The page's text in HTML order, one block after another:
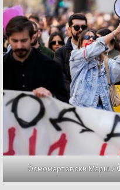
Осмомартовски Марш /